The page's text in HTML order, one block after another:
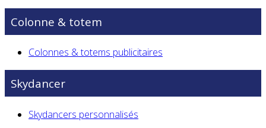
Colonne & totem
Colonnes & totems publicitaires
Skydancer
Skydancers personnalisés